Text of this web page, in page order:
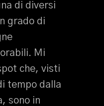
di diversi
grado di
Mi
che, visti
tempo dalla
sono in